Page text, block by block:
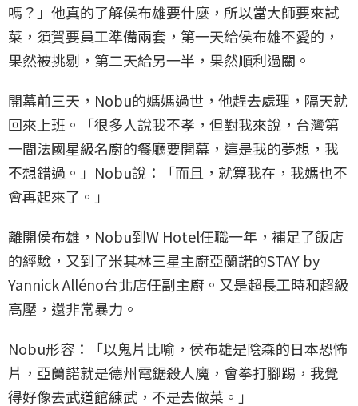
嗎？」他真的了解侯布雄要什麼，所以當大師要來試
菜，須賀要員工準備兩套，第一天給侯布雄不愛的，
果然被挑剔，第二天給另一半，果然順利過關。
開幕前三天，Nobu的媽媽過世，他趕去處理，隔天就
回來上班。「很多人說我不孝，但對我來說，台灣第
一間法國星級名廚的餐廳要開幕，這是我的夢想，我
不想錯過。」Nobu說：「而且，就算我在，我媽也不
會再起來了。」
離開侯布雄，Nobu到W Hotel任職一年，補足了飯店
的經驗，又到了米其林三星主廚亞蘭諾的STAY by
Yannick Alléno台北店任副主廚。又是超長工時和超級
高壓，還非常暴力。
Nobu形容：「以鬼片比喻，侯布雄是陰森的日本恐怖
片，亞蘭諾就是德州電鋸殺人魔，會拳打腳踢，我覺
得好像去武道館練武，不是去做菜。」